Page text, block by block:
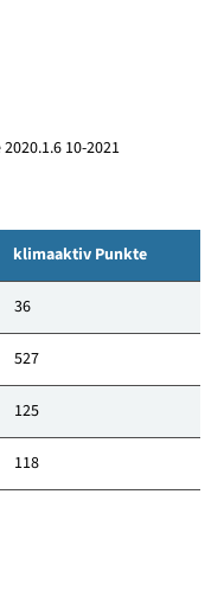
10-2021
klimaaktiv Punkte
36
527
125
118